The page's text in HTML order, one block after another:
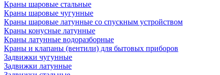
Краны шаровые стальные
Краны шаровые чугунные
Краны шаровые латунные со спускным устройством
Краны конусные латунные
Краны латунные водоразборные
Краны и клапаны (вентили) для бытовых приборов
Задвижки чугунные
Задвижки латунные